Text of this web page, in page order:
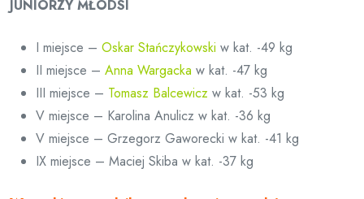
JUNIORZY MŁODSI
I miejsce – Oskar Stańczykowski w kat. -49 kg
II miejsce – Anna Wargacka w kat. -47 kg
III miejsce – Tomasz Balcewicz w kat. -53 kg
V miejsce – Karolina Anulicz w kat. -36 kg
V miejsce – Grzegorz Gaworecki w kat. -41 kg
IX miejsce – Maciej Skiba w kat. -37 kg